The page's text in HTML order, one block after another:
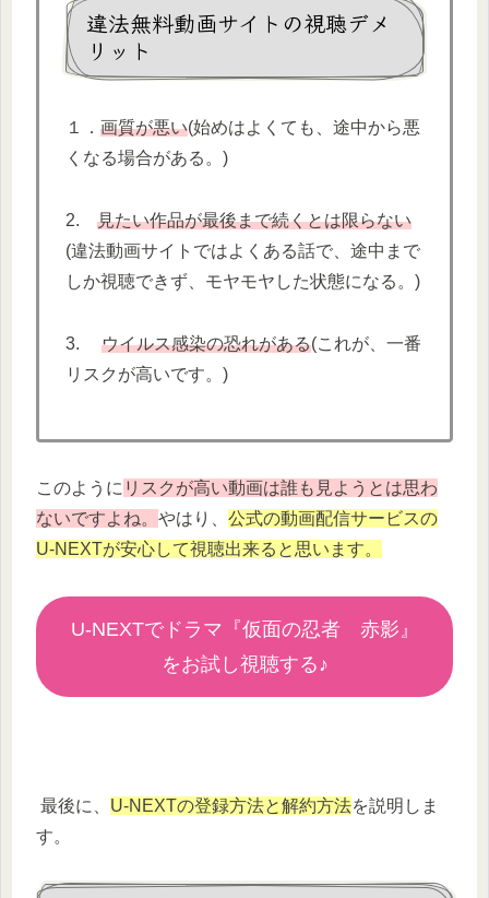
違法無料動画サイトの視聴デメ
リット
１． 画質が悪い(始めはよくても、途中から悪
くなる場合がある。)
2. 見たい作品が最後まで続くとは限らない
(違法動画サイトではよくある話で、途中まで
しか視聴できず、モヤモヤした状態になる。)
3. ウイルス感染の恐れがある(これが、一番
リスクが高いです。)
このように リスクが高い動画は誰も見ようとは思わ
ないですよね。 やはり、 公式の動画配信サービスの
U-NEXTが安心して視聴出来ると思います。
U-NEXTでドラマ『仮面の忍者 赤影』
をお試し視聴する♪
最後に、 U-NEXTの登録方法と解約方法を説明しま
す。